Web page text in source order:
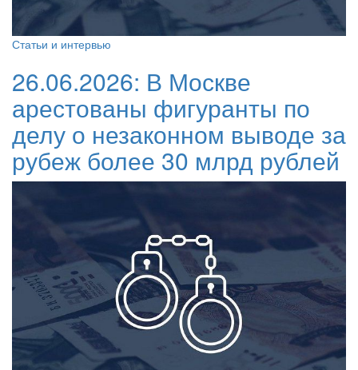
Статьи и интервью
26.06.2026: В Москве
арестованы фигуранты по
делу о незаконном выводе за
рубеж более 30 млрд рублей